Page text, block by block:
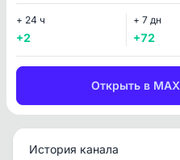
+ 24 ч
+2
+ 7 дн
+72
Открыть в MAX
История канала